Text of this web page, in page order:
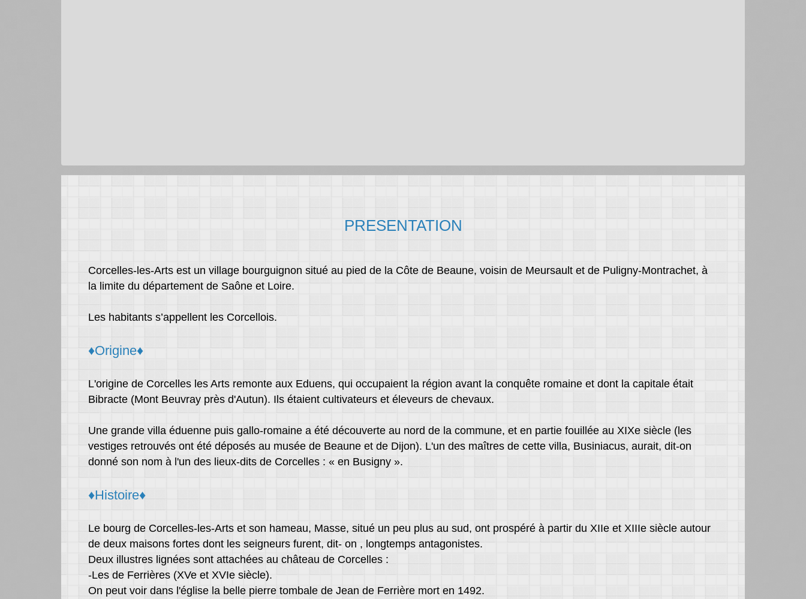
PRESENTATION
Corcelles-les-Arts est un village bourguignon situé au pied de la Côte de Beaune, voisin de Meursault et de Puligny-Montrachet, à
la limite du département de Saône et Loire.
Les habitants s’appellent les Corcellois.
♦Origine♦
L'origine de Corcelles les Arts remonte aux Eduens, qui occupaient la région avant la conquête romaine et dont la capitale était
Bibracte (Mont Beuvray près d'Autun). Ils étaient cultivateurs et éleveurs de chevaux.
Une grande villa éduenne puis gallo-romaine a été découverte au nord de la commune, et en partie fouillée au XIXe siècle (les
vestiges retrouvés ont été déposés au musée de Beaune et de Dijon). L'un des maîtres de cette villa, Businiacus, aurait, dit-on
donné son nom à l'un des lieux-dits de Corcelles : « en Busigny ».
♦Histoire♦
Le bourg de Corcelles-les-Arts et son hameau, Masse, situé un peu plus au sud, ont prospéré à partir du XIIe et XIIIe siècle autour
de deux maisons fortes dont les seigneurs furent, dit- on , longtemps antagonistes.
Deux illustres lignées sont attachées au château de Corcelles :
-Les de Ferrières (XVe et XVIe siècle).
On peut voir dans l'église la belle pierre tombale de Jean de Ferrière mort en 1492.